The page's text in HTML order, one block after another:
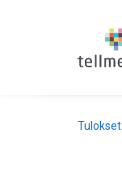
Tulokset